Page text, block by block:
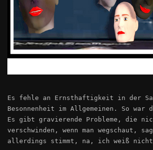
Es fehle an Ernsthaftigkeit in der
Besonnenheit im Allgemeinen. So war
Es gibt gravierende Probleme, die
verschwinden, wenn man wegschaut,
allerdings stimmt, na, ich weiß